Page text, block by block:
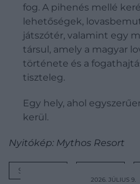
fog. A pihenés mellé
lehetőségek,
játszótér, valamint egy
társul, amely a magyar
története és a
tiszteleg.
Egy hely, ahol
kerül.
Nyitókép: Mythos Resort
SZÁLLÁS
2026. JÚLIUS